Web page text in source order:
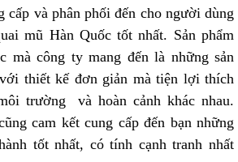
cấp và phân phối đến cho người dùng
mũ Hàn Quốc tốt nhất. Sản phẩm
mà công ty mang đến là những sản
thiết kế đơn giản mà tiện lợi thích
trườngvà hoàn cảnh khác nhau.
cam kết cung cấp đến bạn những
tốt nhất, có tính cạnh tranh nhất